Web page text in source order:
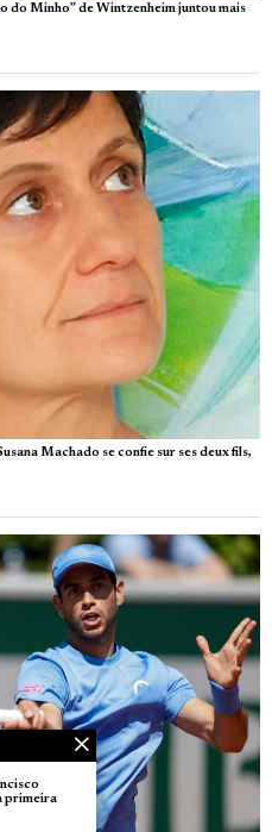
do Minho” de Wintzenheim juntou mais
Machado se confie sur ses deux fils,
primeira